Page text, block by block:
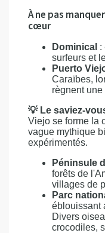
À ne pas
cœur
Dominical :
surfeurs et
Puerto
Caraïbes,
règnent
💡 Le saviez-
Viejo se forme la
vague mythique
expérimentés.
Péninsule
forêts de
villages de
Parc
éblouissant
Divers
crocodiles,